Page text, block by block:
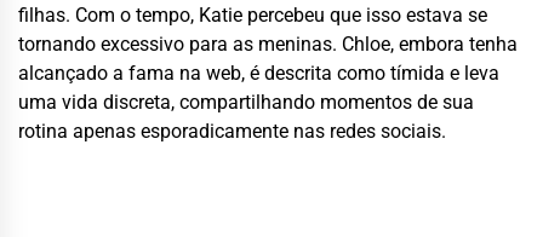
filhas. Com o tempo, Katie percebeu que isso estava se
tornando excessivo para as meninas. Chloe, embora tenha
alcançado a fama na web, é descrita como tímida e leva
uma vida discreta, compartilhando momentos de sua
rotina apenas esporadicamente nas redes sociais.